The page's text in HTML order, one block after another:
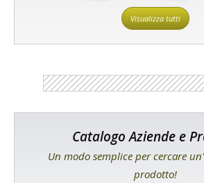
Visualizza tutti
Catalogo Aziende e
Un modo semplice per cercare
prodotto!